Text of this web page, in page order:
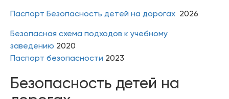
Паспорт Безопасность детей на дорогах 2026
Безопасная схема подходов к учебному
заведению 2020
Паспорт безопасности 2023
Безопасность детей на